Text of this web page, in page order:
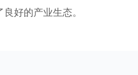
好的产业生态。